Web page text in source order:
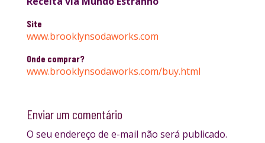
Site
www.brooklynsodaworks.com
Onde comprar?
www.brooklynsodaworks.com/buy.html
Enviar um comentário
O seu endereço de e-mail não será publicado.